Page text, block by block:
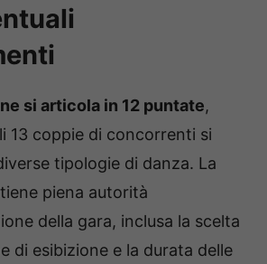
si articola in 12 puntate,
13 coppie di concorrenti si
tipologie di danza. La
piena autorità
della gara, inclusa la scelta
di esibizione e la durata delle